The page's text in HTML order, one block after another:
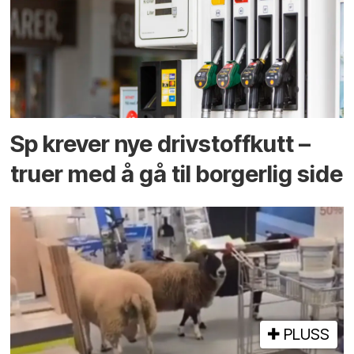
Sp krever nye drivstoffkutt –
truer med å gå til borgerlig side
PLUSS